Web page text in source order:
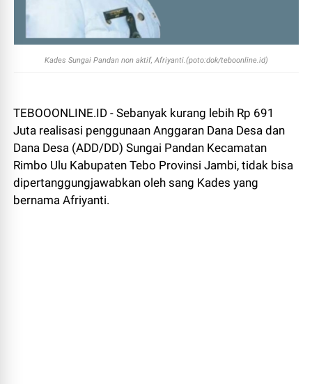
Kades Sungai Pandan non aktif, Afriyanti.(poto:dok/teboonline.id)
TEBOOONLINE.ID - Sebanyak kurang lebih Rp 691
Juta realisasi penggunaan Anggaran Dana Desa dan
Dana Desa (ADD/DD) Sungai Pandan Kecamatan
Rimbo Ulu Kabupaten Tebo Provinsi Jambi, tidak bisa
dipertanggungjawabkan oleh sang Kades yang
bernama Afriyanti.